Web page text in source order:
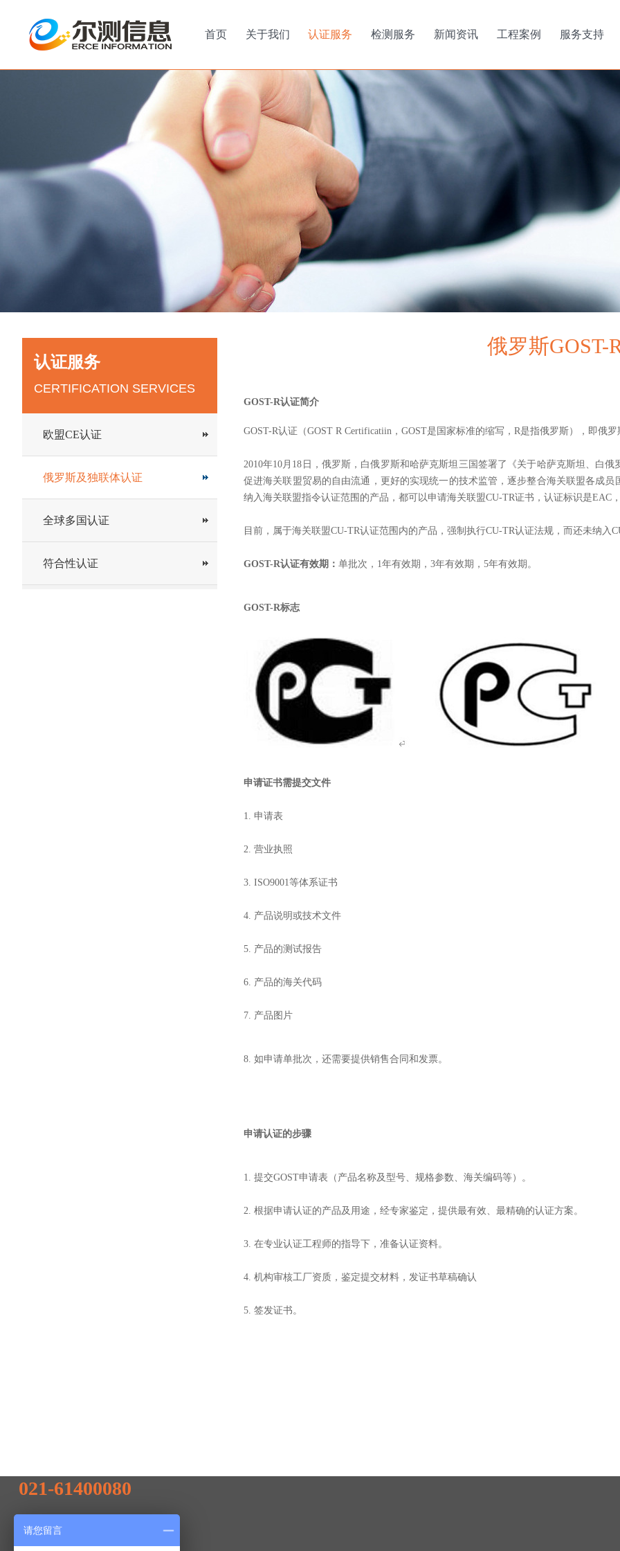
首页 关于我们 认证服务 检测服务 新闻资讯 工程案例 服务支持
认证服务
CERTIFICATION SERVICES
欧盟CE认证
俄罗斯及独联体认证
全球多国认证
符合性认证
俄罗斯GOST-
GOST-R认证简介
GOST-R认证（GOST R Certificatiin，GOST是国家标准的缩写，R是指俄罗斯），即俄罗
2010年10月18日，俄罗斯，白俄罗斯和哈萨克斯坦三国签署了《关于哈萨克斯坦、白
促进海关联盟贸易的自由流通，更好的实现统一的技术监管，逐步整合海关联盟各成
纳入海关联盟指令认证范围的产品，都可以申请海关联盟CU-TR证书，认证标识是EAC，
目前，属于海关联盟CU-TR认证范围内的产品，强制执行CU-TR认证法规，而还未纳入
GOST-R认证有效期： 单批次，1年有效期，3年有效期，5年有效期。
GOST-R标志
申请证书需提交文件
1. 申请表
2. 营业执照
3. ISO9001等体系证书
4. 产品说明或技术文件
5. 产品的测试报告
6. 产品的海关代码
7. 产品图片
8. 如申请单批次，还需要提供销售合同和发票。
申请认证的步骤
1. 提交GOST申请表（产品名称及型号、规格参数、海关编码等）。
2. 根据申请认证的产品及用途，经专家鉴定，提供最有效、最精确的认证方案。
3. 在专业认证工程师的指导下，准备认证资料。
4. 机构审核工厂资质，鉴定提交材料，发证书草稿确认
5. 签发证书。
021-61400080
电话：13817830396
请您留言